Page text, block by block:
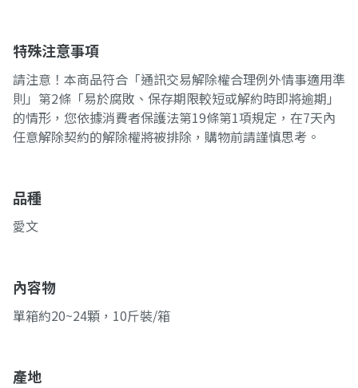
特殊注意事項
請注意！本商品符合「通訊交易解除權合理例外情事適用準
則」第2條「易於腐敗、保存期限較短或解約時即將逾期」
的情形，您依據消費者保護法第19條第1項規定，在7天內
任意解除契約的解除權將被排除，購物前請謹慎思考。
品種
愛文
內容物
單箱約20~24顆，10斤裝/箱
產地